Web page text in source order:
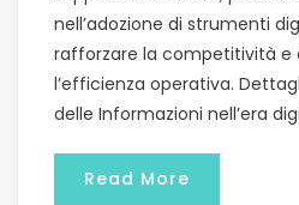
nell’adozione di strumenti
rafforzare la competitività e
l’efficienza operativa.
delle Informazioni nell’era
Read More